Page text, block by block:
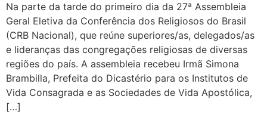
Na parte da tarde do primeiro dia da 27ª Assembleia
Geral Eletiva da Conferência dos Religiosos do Brasil
(CRB Nacional), que reúne superiores/as, delegados/as
e lideranças das congregações religiosas de diversas
regiões do país. A assembleia recebeu Irmã Simona
Brambilla, Prefeita do Dicastério para os Institutos de
Vida Consagrada e as Sociedades de Vida Apostólica,
[…]